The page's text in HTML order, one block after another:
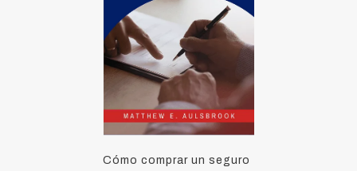
Cómo comprar un seguro